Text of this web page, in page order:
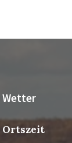
Wetter
Ortszeit